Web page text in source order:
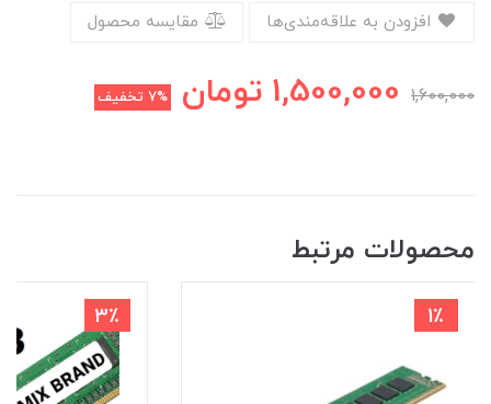
مقایسه محصول
1,600,000
1,500,000 تومان 7% تخفیف
محصولات مرتبط
1٪ 3٪